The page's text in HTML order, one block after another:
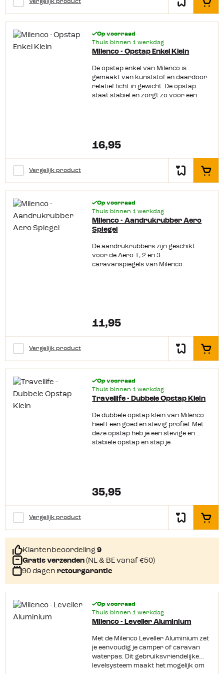
Vergelijk product In het
Op voorraad
Thuis binnen 1 werkdag
Milenco - Opstap Enkel Klein
De opstap enkel van Milenco is
gemaakt van kunststof en daardoor
relatief licht in gewicht. De opstap
staat stabiel en zorgt zo voor een
16,95
Vergelijk product In het
Op voorraad
Thuis binnen 1 werkdag
Milenco - Aandrukrubber Aero
Spiegel
De aandrukrubbers zijn geschikt
voor de Aero 1, 2 en 3
caravanspiegels van Milenco.
11,95
Vergelijk product In het
Op voorraad
Thuis binnen 1 werkdag
Travellife - Dubbele Opstap Klein
De dubbele opstap klein van Milenco
heeft een goed en stevig profiel. Met
deze opstap heb je een stevige en
stabiele opstap en stap je
tot 200 kg dragen.
35,95
Vergelijk product In het
Klantenbeoordeling 9
Gratis verzenden (NL & BE vanaf €50)
90 dagen retourgarantie
Op voorraad
Thuis binnen 1 werkdag
Milenco - Leveller Aluminium
Met de Milenco Leveller Aluminium zet
je eenvoudig je camper of caravan
waterpas. Dit gebruiksvriendelijke
levelsysteem maakt het mogelijk om